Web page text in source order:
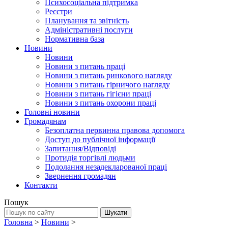
Психосоціальна підтримка
Реєстри
Планування та звітність
Адміністративні послуги
Нормативна база
Новини
Новини
Новини з питань праці
Новини з питань ринкового нагляду
Новини з питань гірничого нагляду
Новини з питань гігієни праці
Новини з питань охорони праці
Головні новини
Громадянам
Безоплатна первинна правова допомога
Доступ до публічної інформації
Запитання/Відповіді
Протидія торгівлі людьми
Подолання незадекларованої праці
Звернення громадян
Контакти
Пошук
Головна > Новини >